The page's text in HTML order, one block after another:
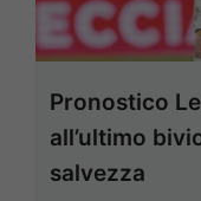
Pronostico
all’ultimo
salvezza